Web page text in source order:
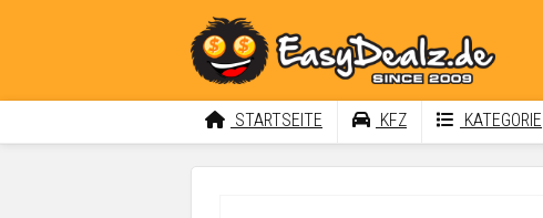
STARTSEITE KFZ KATEGORIE